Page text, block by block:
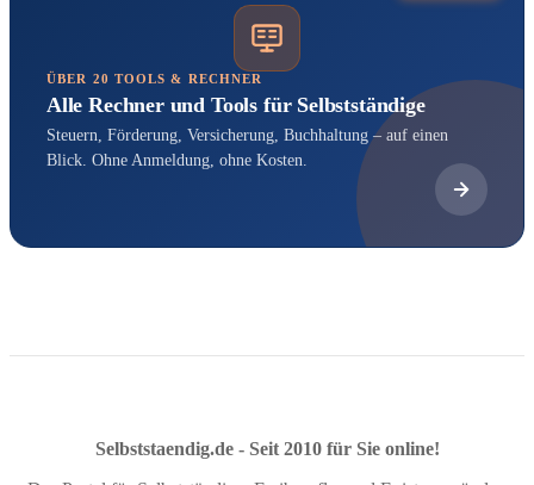
ÜBER 20 TOOLS & RECHNER
Alle Rechner und Tools für Selbstständige
Steuern, Förderung, Versicherung, Buchhaltung – auf einen
Blick. Ohne Anmeldung, ohne Kosten.
Selbststaendig.de - Seit 2010 für Sie online!